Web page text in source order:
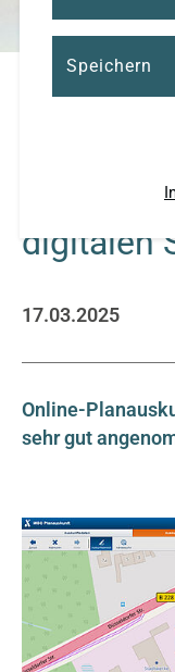
Positive
digitalen
17.03.2025
Online-
sehr gut
Speichern
Name:
ein Jahr
Name:
Cookie
Session